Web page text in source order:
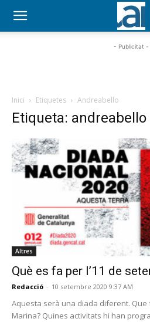
- Publicitat -
Inici Etiquetes Andreabello
Etiqueta: andreabello
Altres
Què es fa per l’11 de
Redacció - 10 setembre 2020 9:37 AM
Aquesta serà una diada diferent. Que
Marina? Quines activitats hi han